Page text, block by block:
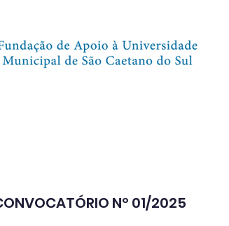
Nº 01/2025